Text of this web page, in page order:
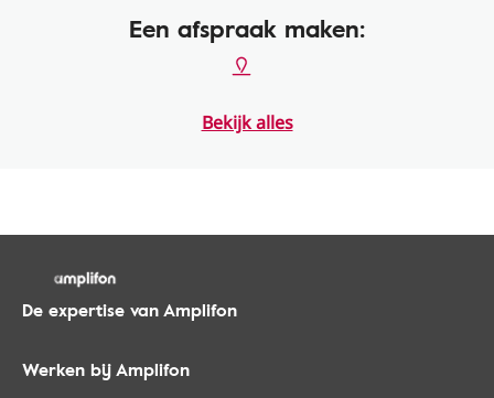
Een afspraak maken:
Bekijk alles
De expertise van Amplifon
Werken bij Amplifon